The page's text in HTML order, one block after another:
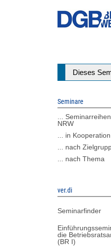
Dieses
Seminare
...
NRW
... in
... nach
... nach Thema
ver.di
Seminarfinder
die
(BR I)